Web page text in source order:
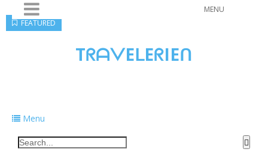
MENU
TᖇᗩᐯEᒪEᖇIEᑎ
Menu
FEATURED